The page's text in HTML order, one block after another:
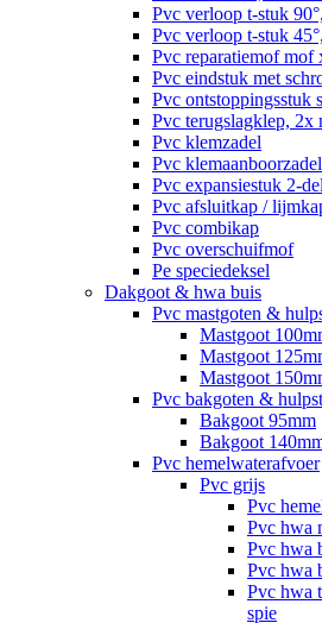
Pvc verloop t-stuk
Pvc verloop t-stuk
Pvc reparatiemof mof
Pvc eindstuk met
Pvc ontstoppingsstuk
Pvc terugslagklep, 2x
Pvc klemzadel
Pvc klemaanboorzadel
Pvc expansiestuk 2-
Pvc afsluitkap /
Pvc combikap
Pvc overschuifmof
Pe speciedeksel
Dakgoot & hwa buis
Pvc mastgoten &
Mastgoot
Mastgoot
Mastgoot
Pvc bakgoten &
Bakgoot 95mm
Bakgoot
Pvc hemelwaterafvoer
Pvc grijs
Pvc
Pvc hwa
Pvc hwa
Pvc hwa
Pvc hwa
spie